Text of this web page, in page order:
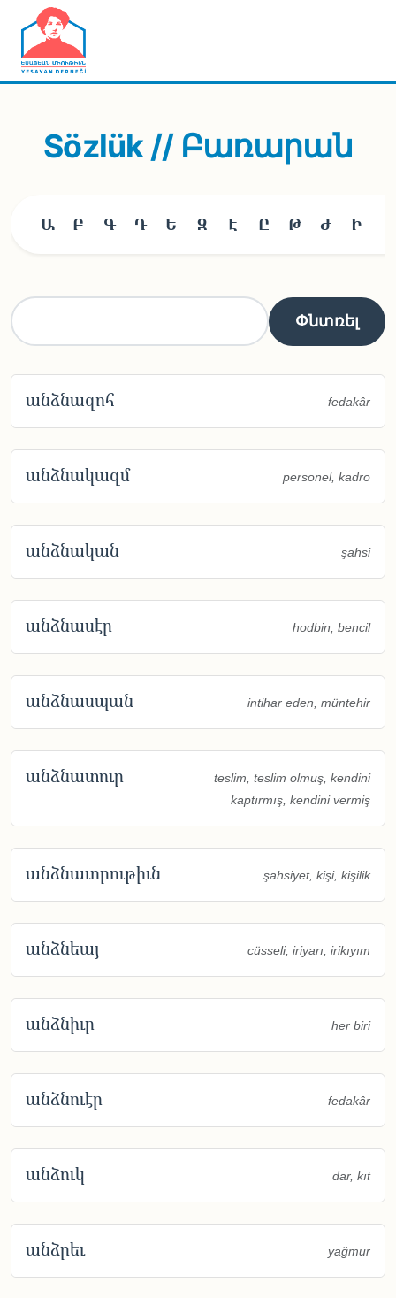
Skip to main content
Sözlük // Բառարան
Ա Բ Գ Դ Ե Զ Է Ը Թ Ժ Ի Լ
անձնազոհ fedakâr
անձնակազմ personel, kadro
անձնական şahsi
անձնասէր hodbin, bencil
անձնասպան intihar eden, müntehir
անձնատուր
teslim, teslim olmuş, kendini
kaptırmış, kendini vermiş
անձնաւորութիւն şahsiyet, kişi, kişilik
անձնեայ cüsseli, iriyarı, irikıyım
անձնիւր her biri
անձնուէր fedakâr
անձուկ dar, kıt
անձրեւ yağmur